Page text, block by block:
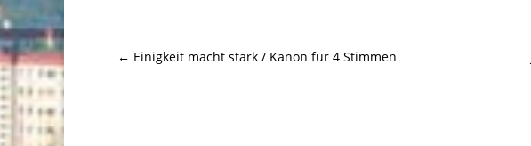
← Einigkeit macht stark / Kanon für 4 Stimmen